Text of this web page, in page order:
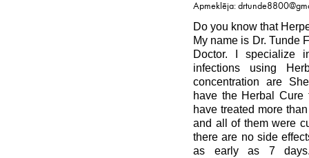
Apmeklēja:
Do you know that
My name is Dr. Tunde
Doctor. I specialize
infections using
concentration are
have the Herbal Cure
have treated more
and all of them were
there are no side
as early as 7